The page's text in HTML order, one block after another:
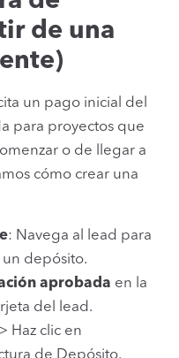
de una
un pago inicial del
para proyectos que
o de llegar a
cómo crear una
: Navega al lead para
un depósito.
aprobada en la
del lead.
> Haz clic en
de Depósito.